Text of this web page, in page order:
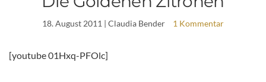
18. August 2011 | Claudia Bender 1 Kommentar
[youtube 01Hxq-PFOlc]